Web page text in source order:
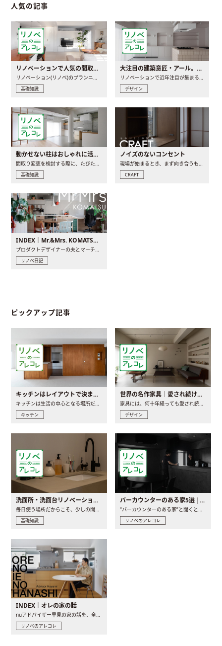
人気の記事
リノベーションで人気の間取りとは？トレンドの間取りと実例を徹底解説
基礎知識
大注目の建築意匠・アール。人気の理由と空間に取り入れるポイント
デザイン
動かせない柱はおしゃれに活用！柱を魅せるリノベーション(リノベ)4選
基礎知識
ノイズのないコンセント
CRAFT
INDEX｜Mr.&Mrs. KOMATSU renovation diary
リノベ日記
ピックアップ記事
キッチンはレイアウトで決まる。後悔しないための考え方と選び方
キッチンは生活の中心となる場所だからこそ、家の中のどこに置..
キッチン
世界の名作家具｜愛され続ける理由と一生モノとの出会い方
家具には、何十年経っても愛され続ける「名作」と呼ばれるもの..
デザイン
洗面所・洗面台リノベーションの事例と間取りアイデア
基礎知識
バーカウンターのある家5選 | 日常に馴染む“距離の近い”キッチンとは
リノベのアレコレ
INDEX｜オレの家の話
nuアドバイザー早見の家の話を、全4話でお届け。リノベーションを..
リノベのアレコレ